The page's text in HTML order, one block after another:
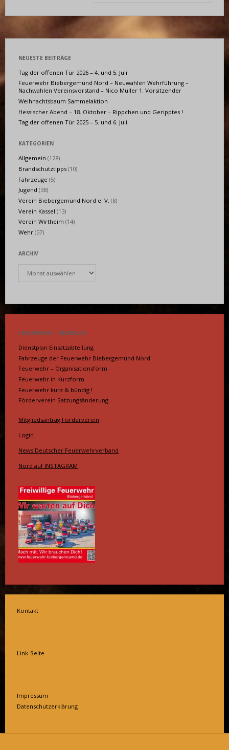
NEUESTE BEITRÄGE
Tag der offenen Tür 2026 – 4. und 5. Juli
Feuerwehr Biebergemünd Nord – Neuwahlen Wehrführung –
Nachwahlen Vereinsvorstand – Nico Müller 1. Vorsitzender
Weihnachtsbaum Sammelaktion
Hessischer Abend – 18. Oktober – Rippchen und Geripptes !
Tag der offenen Tür 2025 – 5. und 6. Juli
KATEGORIEN
Allgemein (128)
Brandschutztipps (10)
Fahrzeuge (5)
Jugend (38)
Verein Biebergemünd Nord e. V. (8)
Verein Kassel (13)
Verein Wirtheim (14)
Wehr (57)
ARCHIV
FEUERWEHR – ÜBERBLICK
Dienstplan Einsatzabteilung
Fahrzeuge der Feuerwehr Biebergemünd Nord
Feuerwehr – Organisationsform
Feuerwehr in Kurzform
Feuerwehr kurz & bündig !
Förderverein Satzungsänderung
Mitgliedsantrag Förderverein
Login
News Deutscher Feuerwehrverband
Nord auf INSTAGRAM
Kontakt
Link-Seite
Impressum
Datenschutzerklärung